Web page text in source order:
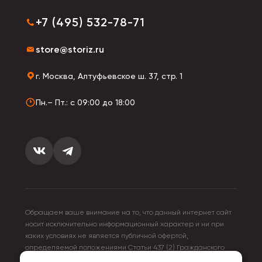
+7 (495) 532-78-71
store@storiz.ru
г. Москва, Алтуфьевское ш. 37, стр. 1
Пн.– Пт.: с 09:00 до 18:00
Обращаем ваше внимание на то, что данный интернет сайт
носит исключительно информационный характер и ни при
каких условиях не является публичной офертой,
определяемой положениями Статьи 437 (2) Гражданского